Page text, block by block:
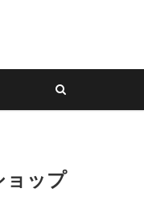
ョップ